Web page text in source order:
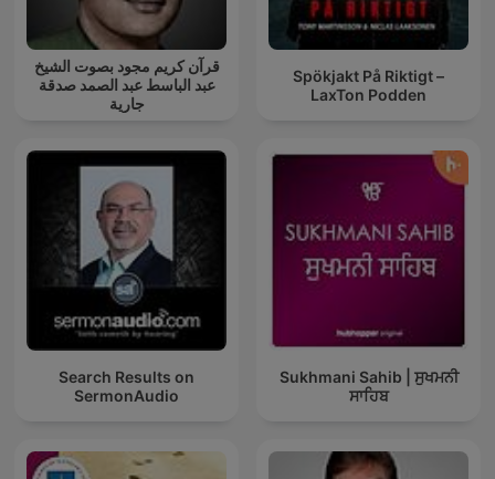
قرآن كريم مجود بصوت الشيخ
عبد الباسط عبد الصمد صدقة
جارية
Spökjakt På Riktigt –
LaxTon Podden
Search Results on
SermonAudio
Sukhmani Sahib | ਸੁਖਮਨੀ
ਸਾਹਿਬ